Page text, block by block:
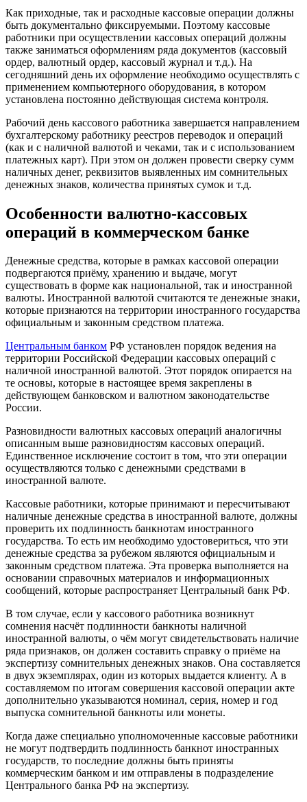
Как приходные, так и расходные кассовые операции должны
быть документально фиксируемыми. Поэтому кассовые
работники при осуществлении кассовых операций должны
также заниматься оформлениям ряда документов (кассовый
ордер, валютный ордер, кассовый журнал и т.д.). На
сегодняшний день их оформление необходимо осуществлять с
применением компьютерного оборудования, в котором
установлена постоянно действующая система контроля.
Рабочий день кассового работника завершается направлением
бухгалтерскому работнику реестров переводок и операций
(как и с наличной валютой и чеками, так и с использованием
платежных карт). При этом он должен провести сверку сумм
наличных денег, реквизитов выявленных им сомнительных
денежных знаков, количества принятых сумок и т.д.
Особенности валютно-кассовых
операций в коммерческом банке
Денежные средства, которые в рамках кассовой операции
подвергаются приёму, хранению и выдаче, могут
существовать в форме как национальной, так и иностранной
валюты. Иностранной валютой считаются те денежные знаки,
которые признаются на территории иностранного государства
официальным и законным средством платежа.
Центральным банком РФ установлен порядок ведения на
территории Российской Федерации кассовых операций с
наличной иностранной валютой. Этот порядок опирается на
те основы, которые в настоящее время закреплены в
действующем банковском и валютном законодательстве
России.
Разновидности валютных кассовых операций аналогичны
описанным выше разновидностям кассовых операций.
Единственное исключение состоит в том, что эти операции
осуществляются только с денежными средствами в
иностранной валюте.
Кассовые работники, которые принимают и пересчитывают
наличные денежные средства в иностранной валюте, должны
проверить их подлинность банкнотам иностранного
государства. То есть им необходимо удостовериться, что эти
денежные средства за рубежом являются официальным и
законным средством платежа. Эта проверка выполняется на
основании справочных материалов и информационных
сообщений, которые распространяет Центральный банк РФ.
В том случае, если у кассового работника возникнут
сомнения насчёт подлинности банкноты наличной
иностранной валюты, о чём могут свидетельствовать наличие
ряда признаков, он должен составить справку о приёме на
экспертизу сомнительных денежных знаков. Она составляется
в двух экземплярах, один из которых выдается клиенту. А в
составляемом по итогам совершения кассовой операции акте
дополнительно указываются номинал, серия, номер и год
выпуска сомнительной банкноты или монеты.
Когда даже специально уполномоченные кассовые работники
не могут подтвердить подлинность банкнот иностранных
государств, то последние должны быть приняты
коммерческим банком и им отправлены в подразделение
Центрального банка РФ на экспертизу.